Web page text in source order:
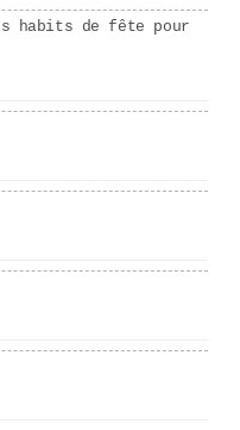
habits de fête pour